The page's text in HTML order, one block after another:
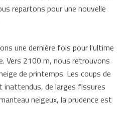
repartons pour une nouvelle
une dernière fois pour l'ultime
Vers 2100 m, nous retrouvons
de printemps. Les coups de
de larges fissures
neigeux, la prudence est